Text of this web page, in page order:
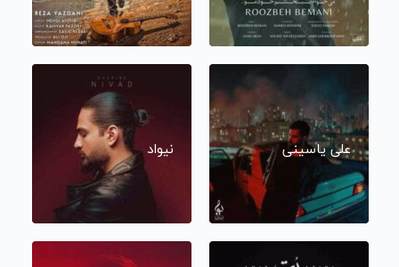
علی یاسینی نیواد